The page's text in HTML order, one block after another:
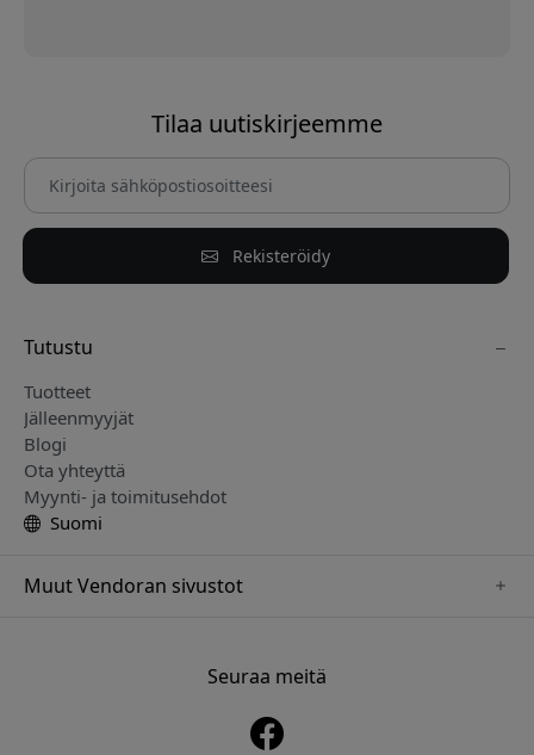
Tilaa uutiskirjeemme
Rekisteröidy
Tutustu
Tuotteet
Jälleenmyyjät
Blogi
Ota yhteyttä
Myynti- ja toimitusehdot
Suomi
Muut Vendoran sivustot
Seuraa meitä